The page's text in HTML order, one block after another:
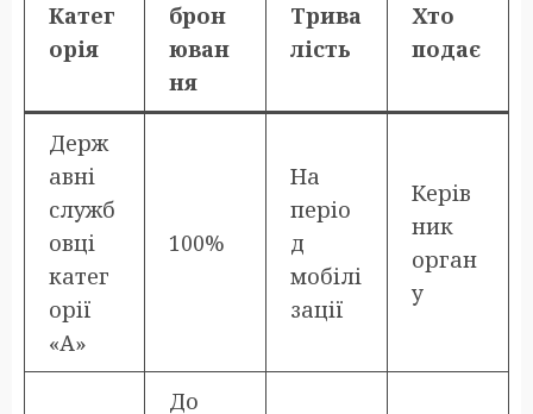
Катег
орія
брон
юван
ня
Трива
лість
Хто
подає
Держ
авні
служб
овці
катег
орії
«А»
100%
На
періо
д
мобілі
зації
Керів
ник
орган
у
До